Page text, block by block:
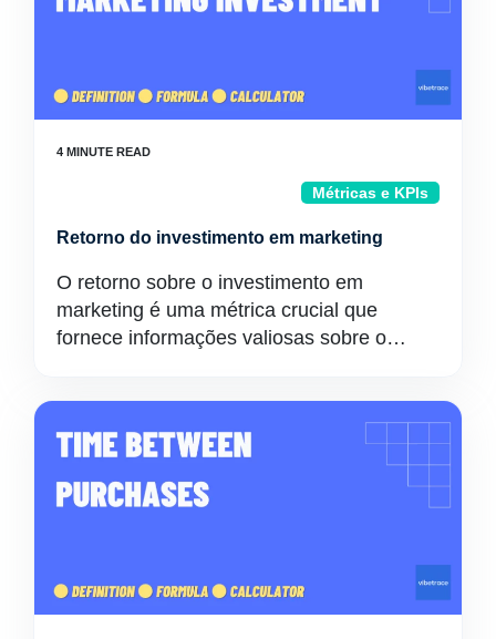
Métricas e KPIs
Retorno do investimento em marketing
O retorno sobre o investimento em
marketing é uma métrica crucial que
fornece informações valiosas sobre o…